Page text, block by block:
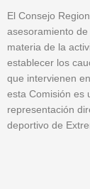
El Consejo
asesoramiento
materia de la
establecer los
que intervienen
esta Comisión es
representación
deportivo de